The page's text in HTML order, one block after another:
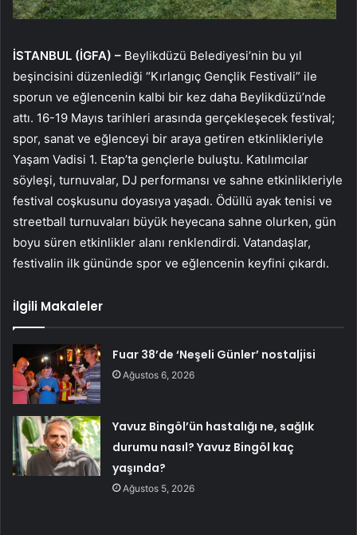
İSTANBUL (İGFA) – Beylikdüzü Belediyesi’nin bu yıl
beşincisini düzenlediği “Kırlangıç Gençlik Festivali” ile
sporun ve eğlencenin kalbi bir kez daha Beylikdüzü’nde
attı. 16-19 Mayıs tarihleri arasında gerçekleşecek festival;
spor, sanat ve eğlenceyi bir araya getiren etkinlikleriyle
Yaşam Vadisi 1. Etap’ta gençlerle buluştu. Katılımcılar
söyleşi, turnuvalar, DJ performansı ve sahne etkinlikleriyle
festival coşkusunu doyasıya yaşadı. Ödüllü ayak tenisi ve
streetball turnuvaları büyük heyecana sahne olurken, gün
boyu süren etkinlikler alanı renklendirdi. Vatandaşlar,
festivalin ilk gününde spor ve eğlencenin keyfini çıkardı.
İlgili Makaleler
Fuar 38’de ‘Neşeli Günler’ nostaljisi
Ağustos 6, 2026
Yavuz Bingöl’ün hastalığı ne, sağlık
durumu nasıl? Yavuz Bingöl kaç
yaşında?
Ağustos 5, 2026